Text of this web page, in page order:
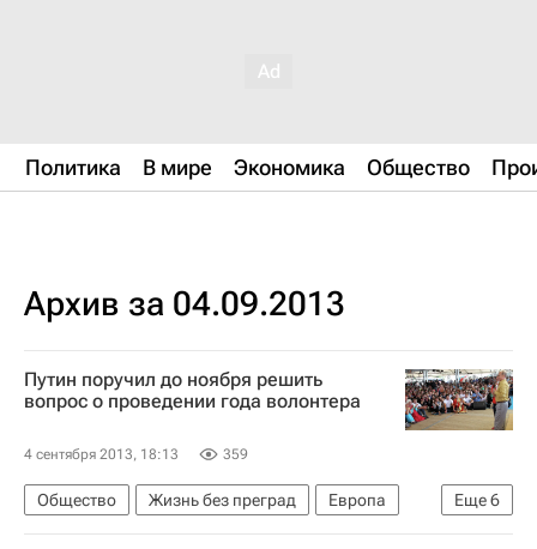
Политика В мире Экономика Общество
Архив за 04.09.2013
Путин поручил до ноября решить
вопрос о проведении года волонтера
4 сентября 2013, 18:13 359
Еще6
Общество Жизнь без преград
Европа
Весь мир
Владимир Путин